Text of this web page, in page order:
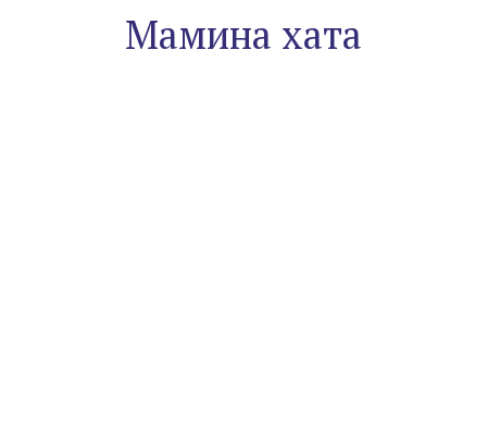
Мамина хата